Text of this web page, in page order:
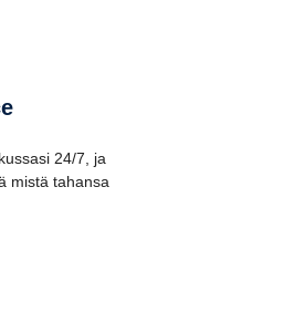
24/7, ja
mistä tahansa